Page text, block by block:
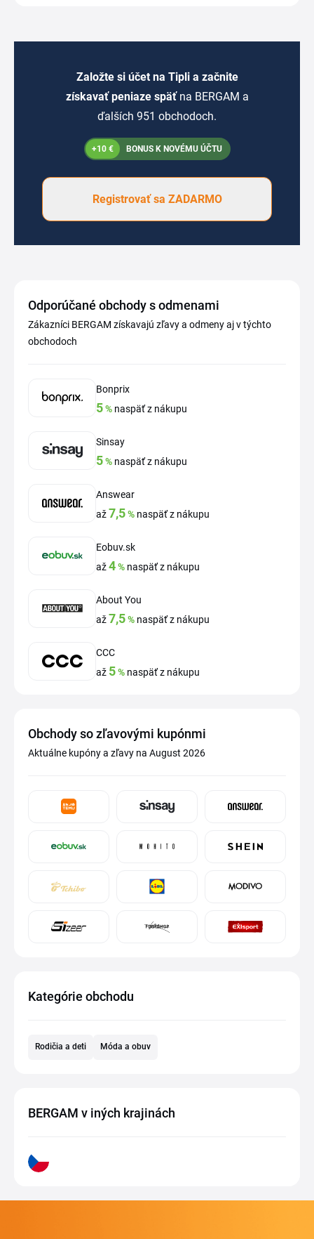
Založte si účet na Tipli a začnite
získavať peniaze späť na BERGAM a
ďalších 951 obchodoch.
+10 € BONUS K NOVÉMU ÚČTU
Registrovať sa ZADARMO
Odporúčané obchody s odmenami
Zákazníci BERGAM získavajú zľavy a odmeny aj v týchto
obchodoch
Bonprix
5% naspäť z nákupu
Sinsay
5% naspäť z nákupu
Answear
až7,5% naspäť z nákupu
Eobuv.sk
až4% naspäť z nákupu
About You
až7,5% naspäť z nákupu
CCC
až 5% naspäť z nákupu
Obchody so zľavovými kupónmi
Aktuálne kupóny a zľavy na August 2026
Kategórie obchodu
Rodičia a deti Móda a obuv
BERGAM v iných krajinách